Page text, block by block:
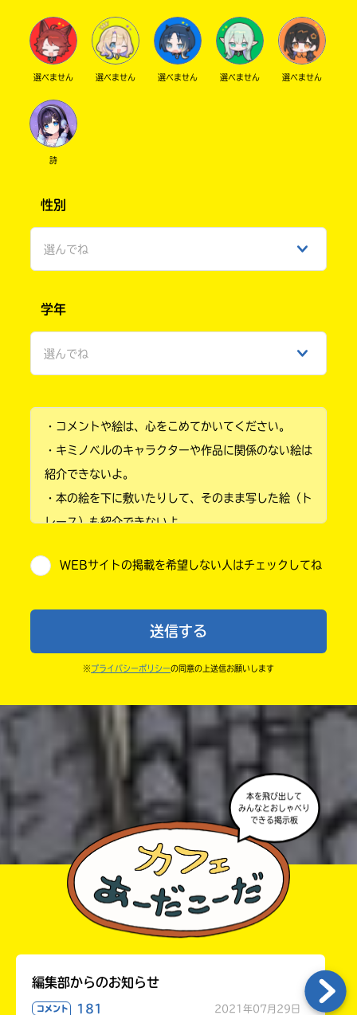
選べません 選べません 選べません 選べません 選べません
詩
性別
選んでね
ひみつ
学年
選んでね
小学2年
小学4年
小学6年
中学1年
・コメントや絵は、心をこめてかいてください。
・キミノベルのキャラクターや作品に関係のない絵は
紹介できないよ。
・本の絵を下に敷いたりして、そのまま写した絵（ト
レース）も紹介できないよ。
・送ってからすぐには紹介されないので、待ってて
ならないよう気をつけてね。
・キャンペーン開催中は、投稿した後の画面にバナー
・ポプラ社の宣伝物で紹介させてもらうことがある
・かき終えたら、人を傷つけていたり、個人情報をか
きこんでいたり、字がまちがっていたりしないか、読
みなおしてみてね。
WEBサイトの掲載を希望しない人はチェックしてね
送信する
※ プライバシーポリシーの同意の上送信お願いします
本を飛び出して
みんなとおしゃべり
できる掲示板
編集部からのお知らせ
コメント 181 2021年07月29日